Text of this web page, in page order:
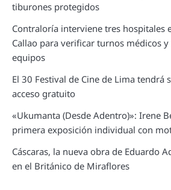
tiburones protegidos
Contraloría interviene tres hospitales
Callao para verificar turnos médicos
equipos
El 30 Festival de Cine de Lima tendrá
acceso gratuito
«Ukumanta (Desde Adentro)»: Irene
primera exposición individual con
Cáscaras, la nueva obra de Eduardo
en el Británico de Miraflores